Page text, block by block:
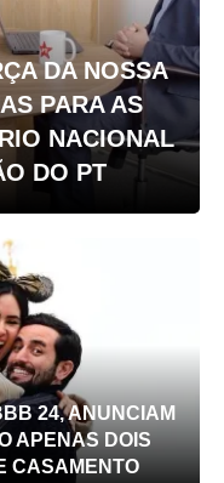
DA NOSSA
PARA AS
NACIONAL
DO PT
24, ANUNCIAM
APENAS DOIS
CASAMENTO